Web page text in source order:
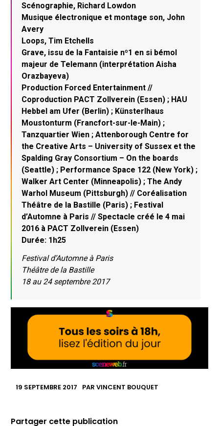
Scénographie, Richard Lowdon
Musique électronique et montage son, John
Avery
Loops, Tim Etchells
Grave, issu de la Fantaisie nº1 en si bémol
majeur de Telemann (interprétation Aisha
Orazbayeva)
Production Forced Entertainment //
Coproduction PACT Zollverein (Essen) ; HAU
Hebbel am Ufer (Berlin) ; Künsterlhaus
Moustonturm (Francfort-sur-le-Main) ;
Tanzquartier Wien ; Attenborough Centre for
the Creative Arts – University of Sussex et the
Spalding Gray Consortium – On the boards
(Seattle) ; Performance Space 122 (New York) ;
Walker Art Center (Minneapolis) ; The Andy
Warhol Museum (Pittsburgh) // Coréalisation
Théâtre de la Bastille (Paris) ; Festival
d’Automne à Paris // Spectacle créé le 4 mai
2016 à PACT Zollverein (Essen)
Durée: 1h25
Festival d’Automne à Paris
Théâtre de la Bastille
18 au 24 septembre 2017
19 SEPTEMBRE 2017 PARVINCENT BOUQUET
Partager cette publication